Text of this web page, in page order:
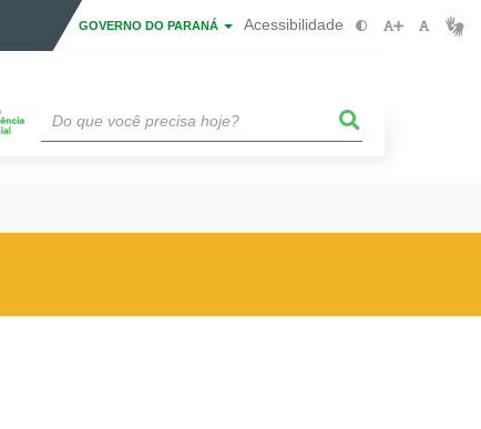
GOVERNO DO PARANÁ Acessibilidade